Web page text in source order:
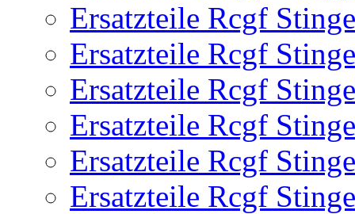
Ersatzteile Rcgf
Ersatzteile Rcgf
Ersatzteile Rcgf
Ersatzteile Rcgf
Ersatzteile Rcgf
Ersatzteile Rcgf